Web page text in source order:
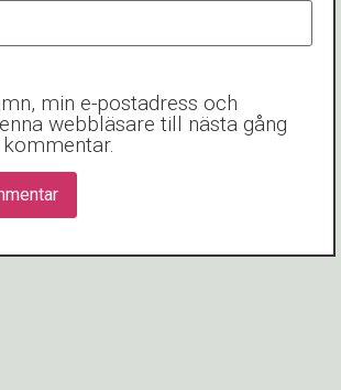
min e-postadress och
webbläsare till nästa gång